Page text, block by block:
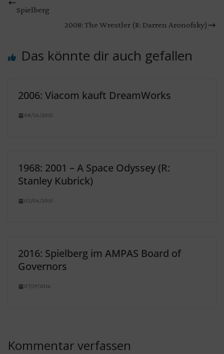
Spielberg
2008: The Wrestler (R: Darren Aronofsky)
Das könnte dir auch gefallen
2006: Viacom kauft DreamWorks
08/26/2015
1968: 2001 – A Space Odyssey (R:
Stanley Kubrick)
02/06/2015
2016: Spielberg im AMPAS Board of
Governors
07/19/2016
Kommentar verfassen